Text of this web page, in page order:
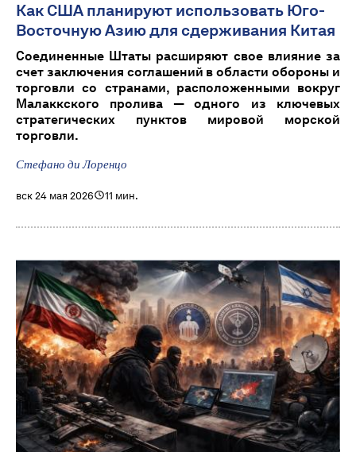
Как США планируют использовать Юго-
Восточную Азию для сдерживания Китая
Соединенные Штаты расширяют свое влияние за
счет заключения соглашений в области обороны и
торговли со странами, расположенными вокруг
Малаккского пролива — одного из ключевых
стратегических пунктов мировой морской
торговли.
Стефано ди Лоренцо
вск 24 мая 2026 11 мин.